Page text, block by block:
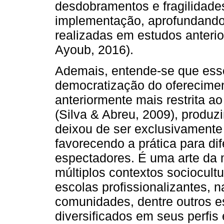
desdobramentos e
implementação,
realizadas em estudos
Ayoub, 2016).
Ademais, entende-se que
democratização do
anteriormente mais restrita
(Silva & Abreu, 2009),
deixou de ser
favorecendo a prática para
espectadores. É uma arte
múltiplos contextos
escolas profissionalizantes,
comunidades, dentre outros
diversificados em seus perfis